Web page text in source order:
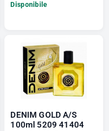
Disponibile
DENIM GOLD A/S
100ml 5209 41404